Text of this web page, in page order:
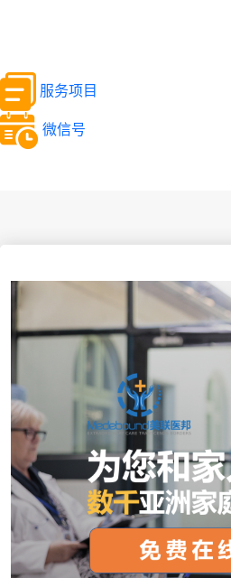
服务项目
微信号